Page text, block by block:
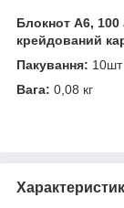
Блокнот А6, 100
крейдований
Пакування: 10шт
Вага: 0,08 кг